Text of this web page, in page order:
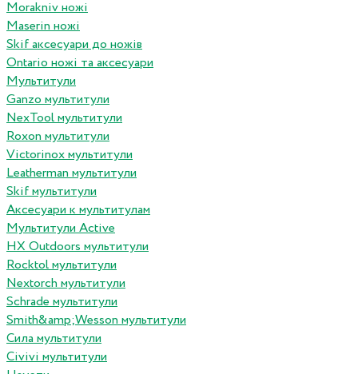
Morakniv ножі
Maserin ножі
Skif аксесуари до ножів
Ontario ножі та аксесуари
Мультитули
Ganzo мультитули
NexTool мультитули
Roxon мультитули
Victorinox мультитули
Leatherman мультитули
Skif мультитули
Аксесуари к мультитулам
Мультитули Active
HX Outdoors мультитули
Rocktol мультитули
Nextorch мультитули
Schrade мультитули
Smith&amp;Wesson мультитули
Сила мультитули
Civivi мультитули